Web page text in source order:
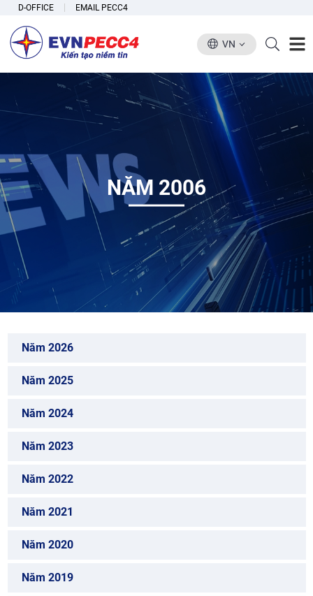
D-OFFICE EMAIL PECC4
VN
NĂM 2006
Năm 2026
Năm 2025
Năm 2024
Năm 2023
Năm 2022
Năm 2021
Năm 2020
Năm 2019